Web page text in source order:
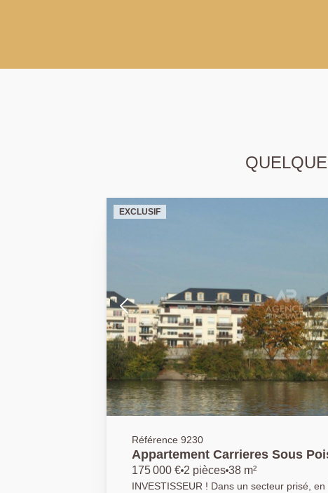
EXCLUSIF
Référence 9230
Appartement Carrieres Sous
175 000 € 2 pièces 38 m²
INVESTISSEUR ! Dans un secteur prisé,